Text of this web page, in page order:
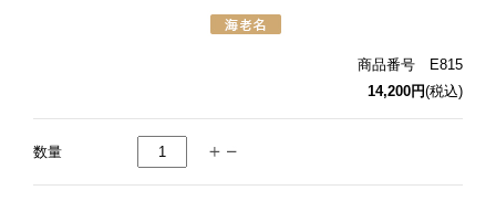
商品番号 E815
14,200円(税込)
数量